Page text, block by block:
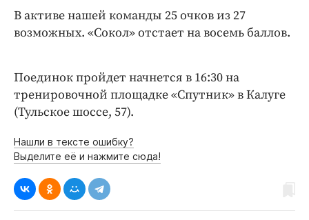
Бренд года
Работодатель года
В активе нашей команды 25 очков из 27
возможных. «Сокол» отстает на восемь баллов.
Поединок пройдет начнется в 16:30 на
тренировочной площадке «Спутник» в Калуге
(Тульское шоссе, 57).
Нашли в тексте ошибку?
Выделите её и нажмите сюда!